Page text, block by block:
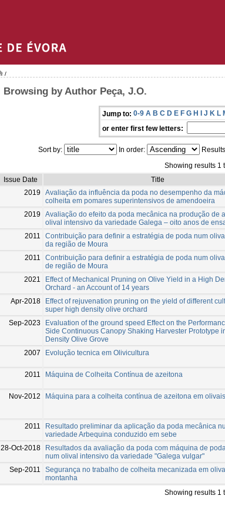
/
Browsing by Author Peça, J.O.
Jump to: 0-9 A B C D E F G H I J K L
or enter first few letters:
Sort by: In order:
Showing results 1
Issue Date
Title
2019
Avaliação da influência da poda no desempenho da
colheita em pomares superintensivos de amendoeira
2019
Avaliação do efeito da poda mecânica na produção de
olival intensivo da variedade Galega – oito anos de
2011
Contribuição para definir a estratégia de poda num
da região de Moura
2011
Contribuição para definir a estratégia de poda num
de região de Moura
2021
Effect of Mechanical Pruning on Olive Yield in a High
Orchard - an Account of 14 years
Apr-2018
Effect of rejuvenation pruning on the yield of different
super high density olive orchard
Sep-2023
Evaluation of the ground speed Effect on the
Side Continuous Canopy Shaking Harvester Prototype
Density Olive Grove
2007 Evolução tecnica em Olivicultura
2011
Máquina de Colheita Contínua de azeitona
Nov-2012
Máquina para a colheita contínua de azeitona em
2011
Resultado preliminar da aplicação da poda mecânica
variedade Arbequina conduzido em sebe
28-Oct-2018
Resultados da avaliação da poda com máquina de
num olival intensivo da variedade "Galega vulgar"
Sep-2011
Segurança no trabalho de colheita mecanizada em
montanha
Showing results 1